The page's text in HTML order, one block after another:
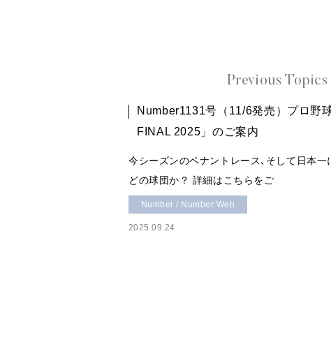
Previous Topics
Number1131号（11/6発売）プロ野
FINAL 2025」のご案内
今シーズンのペナントレース､そして日本一
どの球団か？ 詳細はこちらをご
Number / Number Web
2025.09.24